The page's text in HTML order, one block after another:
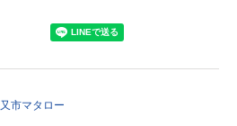
又市マタロー